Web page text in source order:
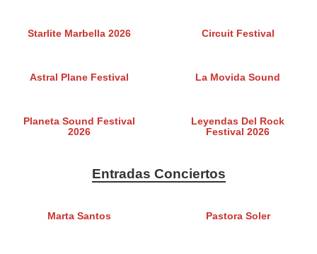
Starlite Marbella 2026 Circuit Festival
Astral Plane Festival La Movida Sound
Planeta Sound Festival
2026
Leyendas Del Rock
Festival 2026
Entradas Conciertos
Marta Santos Pastora Soler